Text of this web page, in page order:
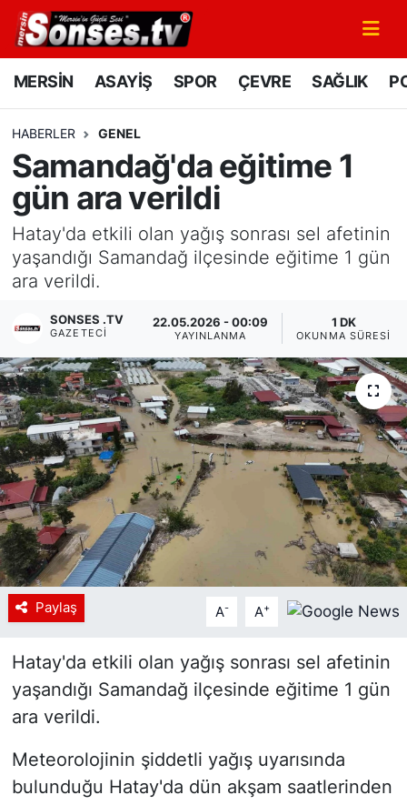
MERSİN ASAYİŞ SPOR ÇEVRE SAĞLIK
HABERLER GENEL
Samandağ'da eğitime 1
gün ara verildi
Hatay'da etkili olan yağış sonrası sel afetinin
yaşandığı Samandağ ilçesinde eğitime 1 gün
ara verildi.
SONSES .TV
GAZETECI
22.05.2026 - 00:09
YAYINLANMA
1 DK
OKUNMA SÜRESI
Paylaş A- A+
Hatay'da etkili olan yağış sonrası sel afetinin
yaşandığı Samandağ ilçesinde eğitime 1 gün
ara verildi.
Meteorolojinin şiddetli yağış uyarısında
bulunduğu Hatay'da dün akşam saatlerinden
MERSİN
SPOR
GÜNÜN MANŞETİ
DÜNYA
SAĞLIK
Siyaset
YEREL HABER
Haberde insan
Tanıtım
Mersin Nöbetçi Eczaneler
Mersin Namaz Vakitleri
Mersin Trafik Yoğunluk Haritası
Süper Lig Puan Durumu ve Fikstür
Haber Arşivi